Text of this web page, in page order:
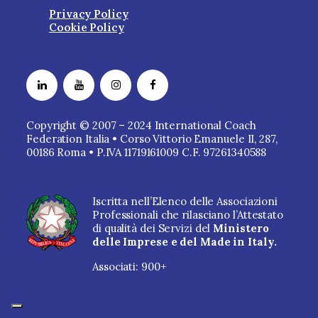
Privacy Policy
Cookie Policy
Copyright © 2007 – 2024 International Coach
Federation Italia • Corso Vittorio Emanuele II, 287,
00186 Roma • P.IVA 11719161009 C.F. 97261340588
Iscritta nell’Elenco delle Associazioni
Professionali che rilasciano l’Attestato
di qualità dei Servizi del Ministero
delle Imprese e del Made in Italy.
Associati: 900+